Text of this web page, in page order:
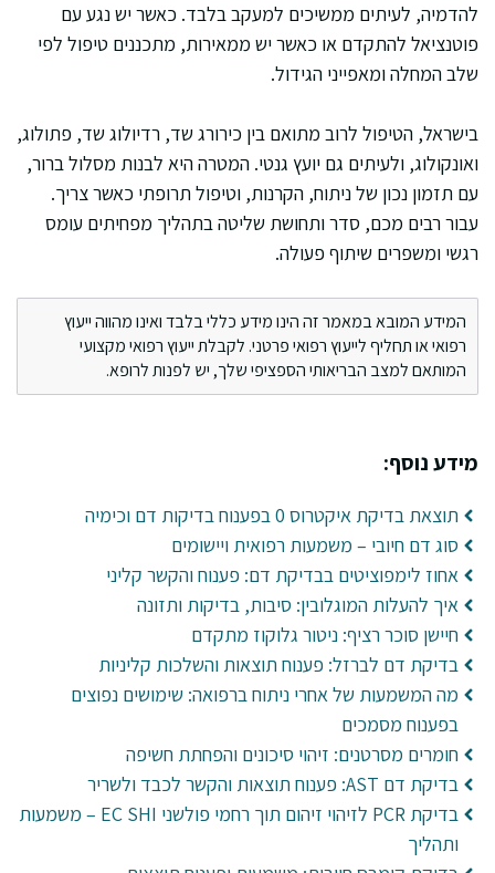
להדמיה, לעיתים ממשיכים למעקב בלבד. כאשר יש נגע עם
פוטנציאל להתקדם או כאשר יש ממאירות, מתכננים טיפול לפי
שלב המחלה ומאפייני הגידול.
בישראל, הטיפול לרוב מתואם בין כירורג שד, רדיולוג שד, פתולוג,
ואונקולוג, ולעיתים גם יועץ גנטי. המטרה היא לבנות מסלול ברור,
עם תזמון נכון של ניתוח, הקרנות, וטיפול תרופתי כאשר צריך.
עבור רבים מכם, סדר ותחושת שליטה בתהליך מפחיתים עומס
רגשי ומשפרים שיתוף פעולה.
המידע המובא במאמר זה הינו מידע כללי בלבד ואינו מהווה ייעוץ
רפואי או תחליף לייעוץ רפואי פרטני. לקבלת ייעוץ רפואי מקצועי
המותאם למצב הבריאותי הספציפי שלך, יש לפנות לרופא.
מידע נוסף:
תוצאת בדיקת איקטרוס 0 בפענוח בדיקות דם וכימיה
סוג דם חיובי – משמעות רפואית ויישומים
אחוז לימפוציטים בבדיקת דם: פענוח והקשר קליני
איך להעלות המוגלובין: סיבות, בדיקות ותזונה
חיישן סוכר רציף: ניטור גלוקוז מתקדם
בדיקת דם לברזל: פענוח תוצאות והשלכות קליניות
מה המשמעות של אחרי ניתוח ברפואה: שימושים נפוצים
בפענוח מסמכים
חומרים מסרטנים: זיהוי סיכונים והפחתת חשיפה
בדיקת דם AST: פענוח תוצאות והקשר לכבד ולשריר
בדיקת PCR לזיהוי זיהום תוך רחמי פולשני EC SHI – משמעות
ותהליך